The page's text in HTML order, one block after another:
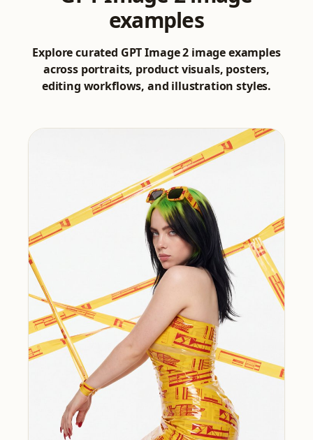
examples
Explore curated GPT Image 2 image examples
across portraits, product visuals, posters,
editing workflows, and illustration styles.